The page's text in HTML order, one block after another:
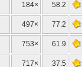
184× 58.2
497× 77.2
753× 61.9
717× 37.5